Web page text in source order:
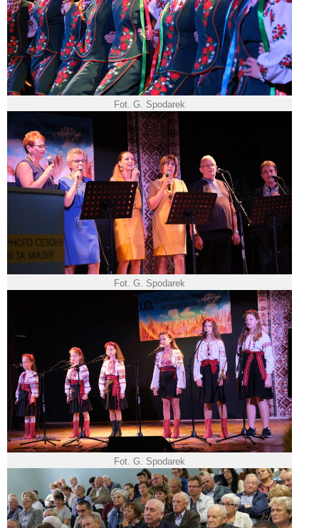
Fot. G. Spodarek
Fot. G. Spodarek
Fot. G. Spodarek